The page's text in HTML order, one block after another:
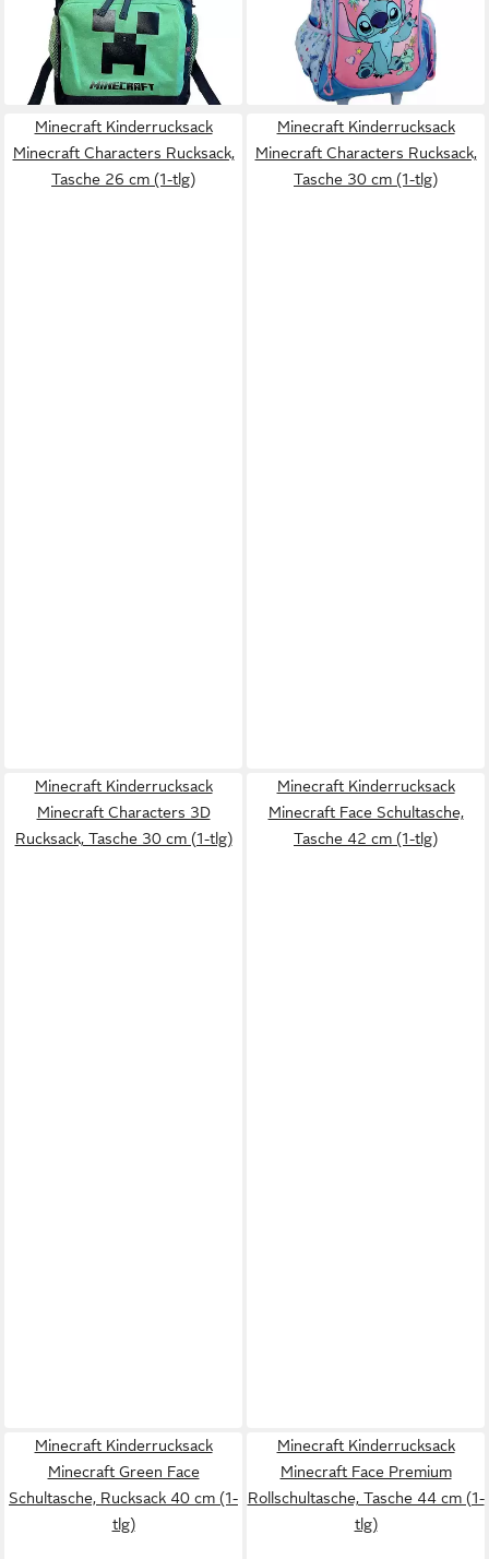
19,80 € 29,80 €
-34%
lieferbar - in 3-4 Werktagen bei dir
59,95 € UVP79,99 €
lieferbar - in 9-11 Werktagen bei
Minecraft Kinderrucksack
Minecraft Characters Rucksack,
Tasche 26 cm (1-tlg)
Minecraft Kinderrucksack
Minecraft Characters Rucksack,
Tasche 30 cm (1-tlg)
Minecraft Kinderrucksack
Minecraft Characters 3D
Rucksack, Tasche 30 cm (1-tlg)
Minecraft Kinderrucksack
Minecraft Face Schultasche,
Tasche 42 cm (1-tlg)
Minecraft Kinderrucksack
Minecraft Green Face
Schultasche, Rucksack 40 cm (1-
tlg)
Minecraft Kinderrucksack
Minecraft Face Premium
Rollschultasche, Tasche 44 cm (1-
tlg)